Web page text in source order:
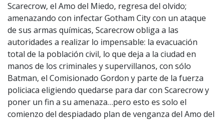
Scarecrow, el Amo del Miedo, regresa del olvido;
amenazando con infectar Gotham City con un ataque
de sus armas químicas, Scarecrow obliga a las
autoridades a realizar lo impensable: la evacuación
total de la población civil, lo que deja a la ciudad en
manos de los criminales y supervillanos, con sólo
Batman, el Comisionado Gordon y parte de la fuerza
policiaca eligiendo quedarse para dar con Scarecrow y
poner un fin a su amenaza…pero esto es solo el
comienzo del despiadado plan de venganza del Amo del